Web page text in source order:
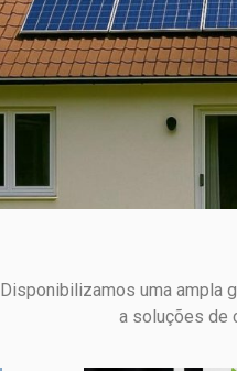
Disponibilizamos uma ampla
a soluções de